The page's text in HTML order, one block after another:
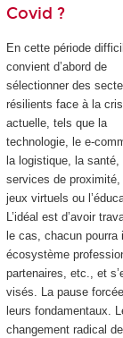
Covid ?
En cette période
convient d’abord de
sélectionner des
résilients face à la
actuelle, tels que la
technologie, le e-
la logistique, la santé,
services de proximité,
jeux virtuels ou
L’idéal est d’avoir
le cas, chacun
écosystème
partenaires, etc., et
visés. La pause
leurs fondamentaux.
changement radical